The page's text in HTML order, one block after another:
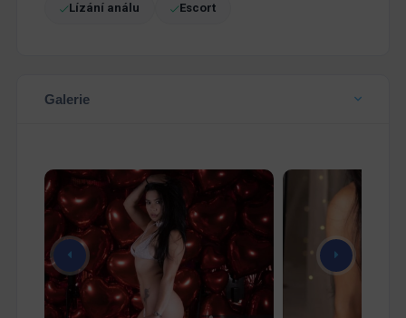
Lízání análu Escort
Galerie